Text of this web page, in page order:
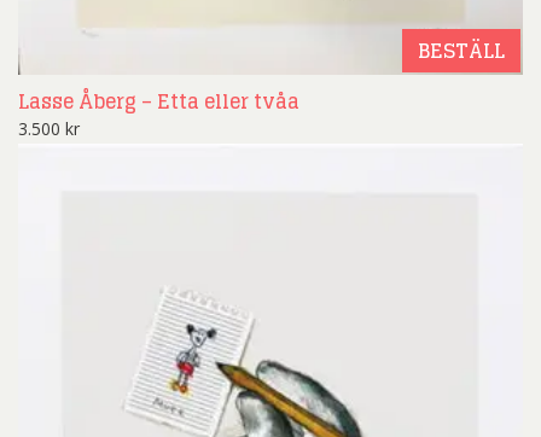
BESTÄLL
Lasse Åberg – Etta eller tvåa
3.500 kr